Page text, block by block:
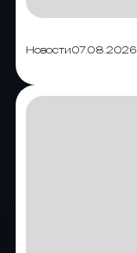
Новости07.08.2026